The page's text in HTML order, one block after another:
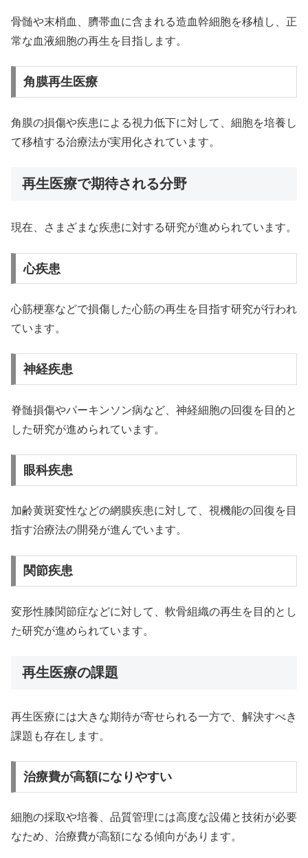
骨髄や末梢血、臍帯血に含まれる造血幹細胞を移植し、正
常な血液細胞の再生を目指します。
角膜再生医療
角膜の損傷や疾患による視力低下に対して、細胞を培養し
て移植する治療法が実用化されています。
再生医療で期待される分野
現在、さまざまな疾患に対する研究が進められています。
心疾患
心筋梗塞などで損傷した心筋の再生を目指す研究が行われ
ています。
神経疾患
脊髄損傷やパーキンソン病など、神経細胞の回復を目的と
した研究が進められています。
眼科疾患
加齢黄斑変性などの網膜疾患に対して、視機能の回復を目
指す治療法の開発が進んでいます。
関節疾患
変形性膝関節症などに対して、軟骨組織の再生を目的とし
た研究が進められています。
再生医療の課題
再生医療には大きな期待が寄せられる一方で、解決すべき
課題も存在します。
治療費が高額になりやすい
細胞の採取や培養、品質管理には高度な設備と技術が必要
なため、治療費が高額になる傾向があります。